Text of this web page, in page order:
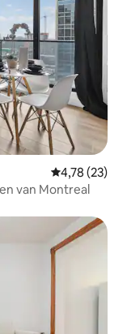
Gemiddelde
4,78 (23)
van Montreal